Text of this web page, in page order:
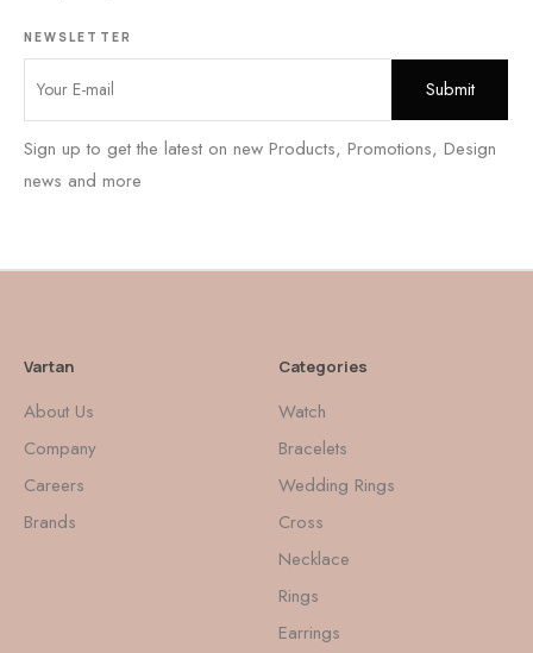
NEWSLETTER
Sign up to get the latest on new Products, Promotions, Design
news and more
Vartan
About Us
Company
Careers
Brands
Categories
Watch
Bracelets
Wedding Rings
Cross
Necklace
Rings
Earrings